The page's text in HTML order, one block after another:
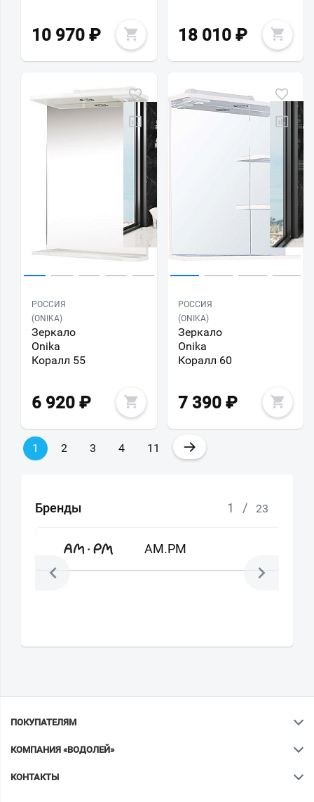
10 970 ₽ 18 010 ₽
РОССИЯ
(ONIKA)
Зеркало
Onika
Коралл 55
6 920 ₽
РОССИЯ
(ONIKA)
Зеркало
Onika
Коралл 60
7 390 ₽
1 2 3 4 11 →
Бренды 1 / 23
AM.PM
ПОКУПАТЕЛЯМ
КОМПАНИЯ «ВОДОЛЕЙ»
КОНТАКТЫ